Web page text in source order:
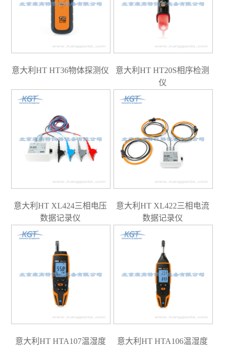
意大利HT HT36物体探测仪
意大利HT HT20S相序检测
仪
意大利HT XL424三相电压
数据记录仪
意大利HT XL422三相电流
数据记录仪
意大利HT HTA107温湿度
意大利HT HTA106温湿度